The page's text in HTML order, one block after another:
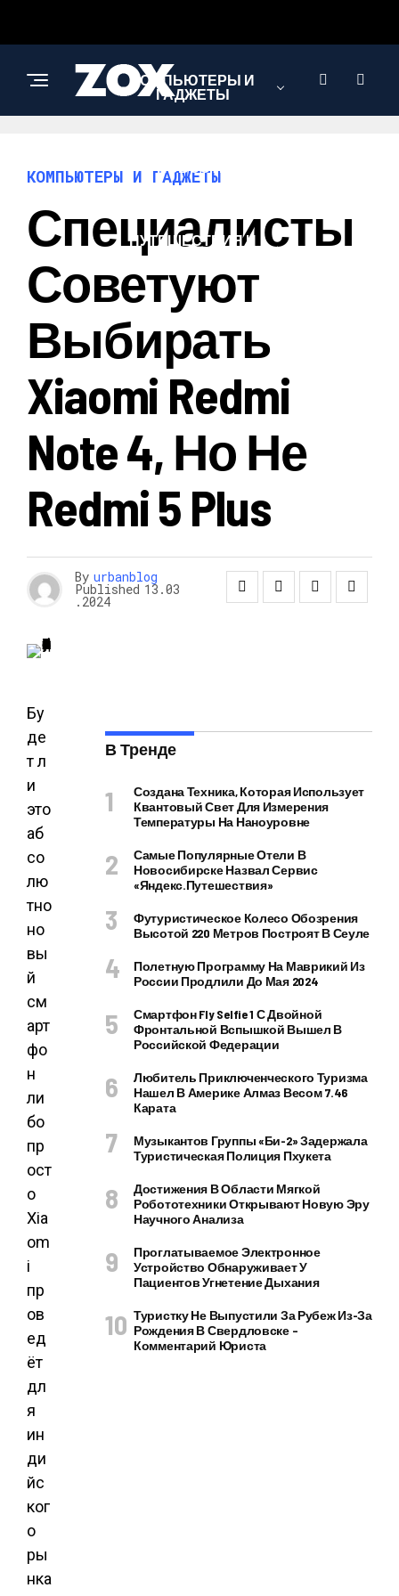
КОМПЬЮТЕРЫ И
ГАДЖЕТЫ
НОВОСТИ
ПУТЕШЕСТВИЯ И
КОМПЬЮТЕРЫ И ГАДЖЕТЫ
Специалисты
Советуют
Выбирать
Xiaomi Redmi
Note 4, Но Не
Redmi 5 Plus
By urbanblog
Published 13.03
.2024
Бу
де
т л
и
это
аб
со
лю
тно
но
вы
й
см
арт
фо
н
ли
бо
пр
ост
о
Xia
om
i
пр
ов
ед
ёт
дл
я
ин
ди
йс
ког
о
ры
нка
В Тренде
Создана Техника, Которая Использует
Квантовый Свет Для Измерения
Температуры На Наноуровне
Самые Популярные Отели В
Новосибирске Назвал Сервис
«Яндекс.Путешествия»
Футуристическое Колесо Обозрения
Высотой 220 Метров Построят В Сеуле
Полетную Программу На Маврикий Из
России Продлили До Мая 2024
Смартфон Fly Selfie 1 С Двойной
Фронтальной Вспышкой Вышел В
Российской Федерации
Любитель Приключенческого Туризма
Нашел В Америке Алмаз Весом 7.46
Карата
Музыкантов Группы «Би-2» Задержала
Туристическая Полиция Пхукета
Достижения В Области Мягкой
Робототехники Открывают Новую Эру
Научного Анализа
Проглатываемое Электронное
Устройство Обнаруживает У
Пациентов Угнетение Дыхания
Туристку Не Выпустили За Рубеж Из-За
Рождения В Свердловске –
Комментарий Юриста